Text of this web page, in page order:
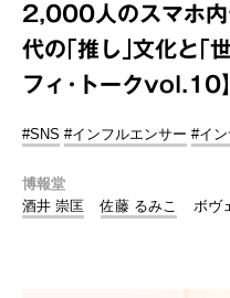
2,000人のスマホ内
代の｢推し｣文化と｢
フィ･トークvol.10
#SNS #インフルエンサー #イン
博報堂
酒井 崇匡
佐藤 るみこ ボヴ